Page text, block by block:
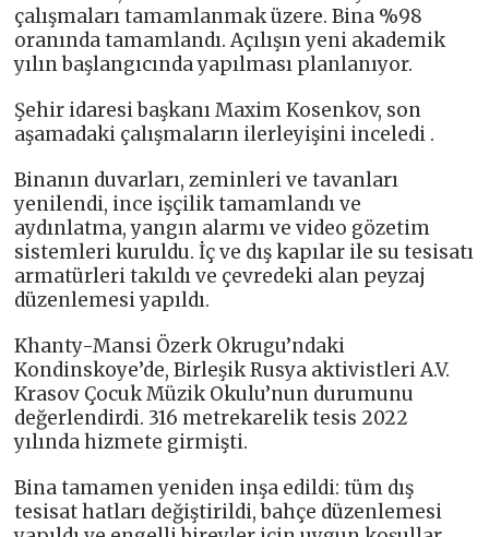
çalışmaları tamamlanmak üzere. Bina %98
oranında tamamlandı. Açılışın yeni akademik
yılın başlangıcında yapılması planlanıyor.
Şehir idaresi başkanı Maxim Kosenkov, son
aşamadaki çalışmaların ilerleyişini inceledi .
Binanın duvarları, zeminleri ve tavanları
yenilendi, ince işçilik tamamlandı ve
aydınlatma, yangın alarmı ve video gözetim
sistemleri kuruldu. İç ve dış kapılar ile su tesisatı
armatürleri takıldı ve çevredeki alan peyzaj
düzenlemesi yapıldı.
Khanty-Mansi Özerk Okrugu’ndaki
Kondinskoye’de, Birleşik Rusya aktivistleri A.V.
Krasov Çocuk Müzik Okulu’nun durumunu
değerlendirdi. 316 metrekarelik tesis 2022
yılında hizmete girmişti.
Bina tamamen yeniden inşa edildi: tüm dış
tesisat hatları değiştirildi, bahçe düzenlemesi